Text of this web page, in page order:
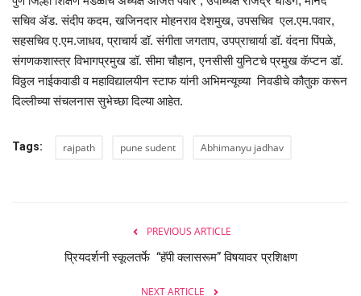
सचिव ॲड. संदीप कदम, खजिनदार मोहनराव देशमुख, उपसचिव एल.एम.पवार,
सहसचिव ए.एम.जाधव, प्राचार्य डॉ. संगीता जगताप, उपप्राचार्या डॉ. वंदना पिंपळे,
संगणकशास्त्र विभागप्रमुख डॉ. सीमा चौहान, एनसीसी युनिटचे प्रमुख कॅप्टन डॉ.
विठ्ठल नाईकवाडी व महाविद्यालयीन स्टाफ यांनी अभिमन्यूच्या निवडीचे कौतुक करून
दिल्लीच्या संचलनास सुभेच्छा दिल्या आहेत.
Tags: rajpath pune sudent Abhimanyu jadhav
PREVIOUS ARTICLE
प्रियदर्शनी स्कूलतर्फे “हॅपी क्लासरूम” विषयावर प्रशिक्षण
NEXT ARTICLE